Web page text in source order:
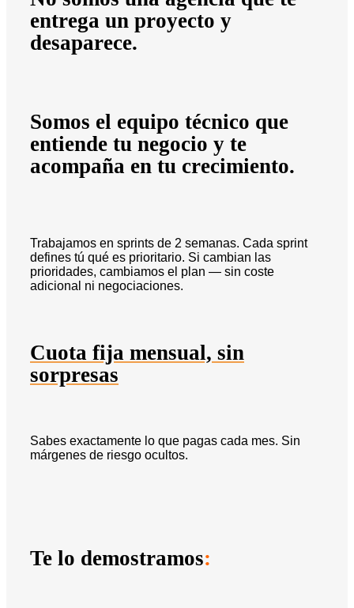
entrega un proyecto y
desaparece.
Somos el equipo técnico que
entiende tu negocio y te
acompaña en tu crecimiento.
Trabajamos en sprints de 2 semanas. Cada sprint
defines tú qué es prioritario. Si cambian las
prioridades, cambiamos el plan — sin coste
adicional ni negociaciones.
Cuota fija mensual, sin
sorpresas
Sabes exactamente lo que pagas cada mes. Sin
márgenes de riesgo ocultos.
Te lo demostramos: